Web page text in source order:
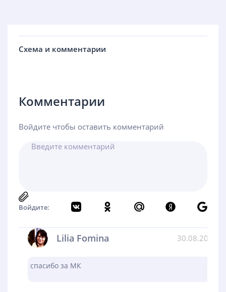
Схема и комментарии
Комментарии
Войдите чтобы оставить комментарий
Войдите:
Lilia Fomina 30.08.2024
спасибо за МК